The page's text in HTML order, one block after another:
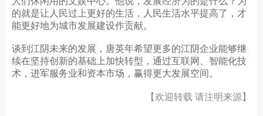
的就是让人民过上更好的生活，人民生活水平提高了，才
能更好地为城市发展建设作贡献。
谈到江阴未来的发展，唐英年希望更多的江阴企业能够继
续在坚持创新的基础上加快转型，通过互联网、智能化技
术，进军服务业和资本市场，赢得更大发展空间。
【欢迎转载 请注明来源】